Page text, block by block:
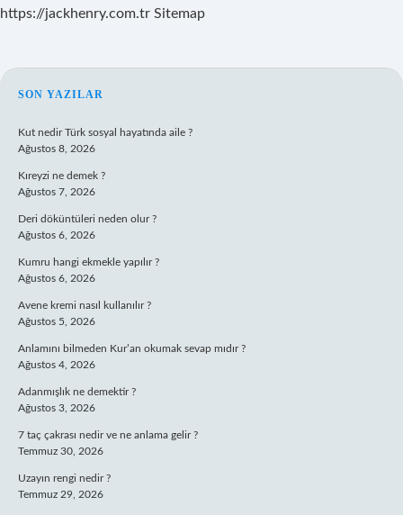
https://jackhenry.com.tr Sitemap
SIDEBAR
SON YAZILAR
Kut nedir Türk sosyal hayatında aile ?
Ağustos 8, 2026
Kıreyzi ne demek ?
Ağustos 7, 2026
Deri döküntüleri neden olur ?
Ağustos 6, 2026
Kumru hangi ekmekle yapılır ?
Ağustos 6, 2026
Avene kremi nasıl kullanılır ?
Ağustos 5, 2026
Anlamını bilmeden Kur’an okumak sevap mıdır ?
Ağustos 4, 2026
Adanmışlık ne demektir ?
Ağustos 3, 2026
7 taç çakrası nedir ve ne anlama gelir ?
Temmuz 30, 2026
Uzayın rengi nedir ?
Temmuz 29, 2026